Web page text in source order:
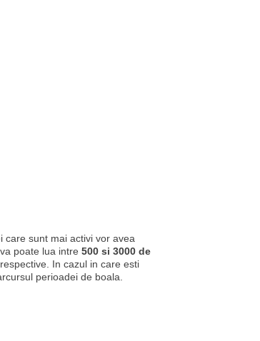
care sunt mai activi vor avea
poate lua intre 500 si 3000 de
In cazul in care esti
perioadei de boala.